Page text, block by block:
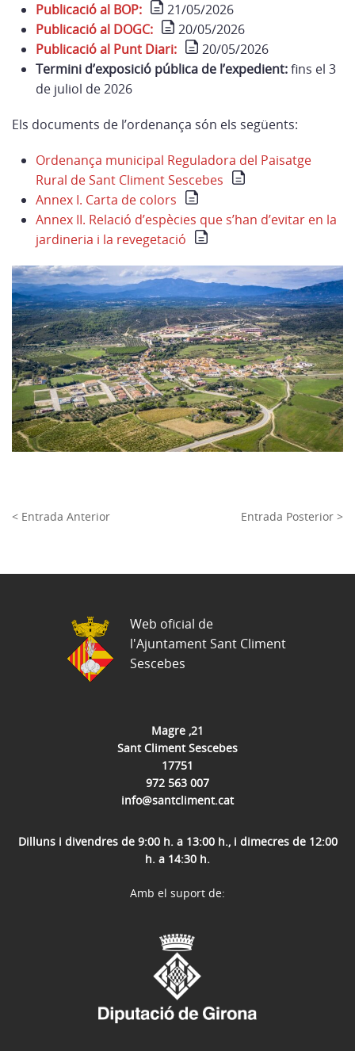
Publicació al BOP:
21/05/2026
Publicació al DOGC:
20/05/2026
Publicació al Punt Diari:
20/05/2026
Termini d’exposició pública de l’expedient:fins el 3
de juliol de 2026
Els documents de l’ordenança són els següents:
Ordenança municipal Reguladora del Paisatge
Rural de Sant Climent Sescebes
Annex I. Carta de colors
Annex II. Relació d’espècies que s’han d’evitar en la
jardineria i la revegetació
< Entrada Anterior Entrada Posterior >
Magre ,21
Sant Climent Sescebes
17751
972 563 007
info@santcliment.cat
Dilluns i divendres de 9:00 h. a 13:00 h., i dimecres de 12:00
h. a 14:30 h.
Web oficial de
l'Ajuntament Sant Climent
Sescebes
Amb el suport de: